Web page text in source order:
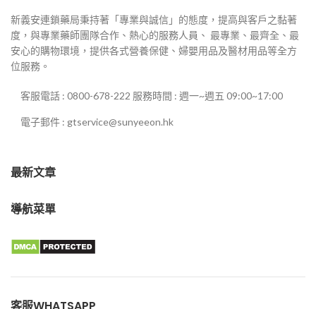
新義安連鎖藥局秉持著「專業與誠信」的態度，提高與客戶之黏著
度，與專業藥師團隊合作、熱心的服務人員、 最專業、最齊全、最
安心的購物環境，提供各式營養保健、婦嬰用品及醫材用品等全方
位服務。
客服電話 : 0800-678-222 服務時間 : 週一~週五 09:00~17:00
電子郵件 : gtservice@sunyeeon.hk
最新文章
導航菜單